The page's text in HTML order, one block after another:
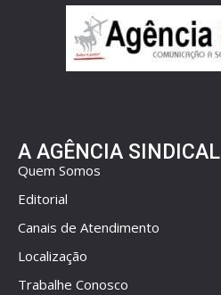
A AGÊNCIA SINDICAL
Quem Somos
Editorial
Canais de Atendimento
Localização
Trabalhe Conosco